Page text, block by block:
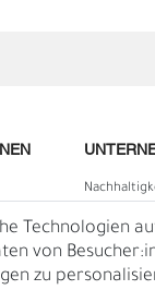
Kontakt
Über uns
Rückgabe
Technologien
von
zu